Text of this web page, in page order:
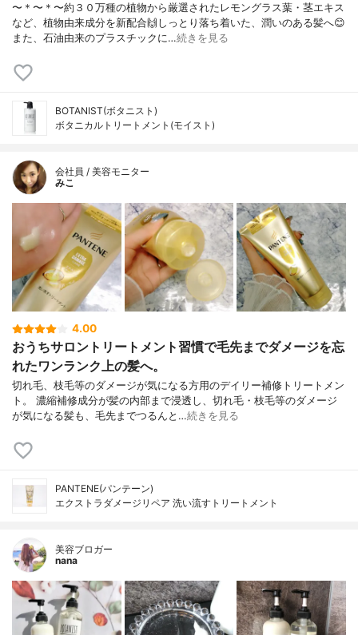
〜＊〜＊〜約３０万種の植物から厳選されたレモングラス葉・茎エキス
など、植物由来成分を新配合🙌しっとり落ち着いた、潤いのある髪へ😊
また、石油由来のプラスチックに…続きを見る
BOTANIST(ボタニスト)
ボタニカルトリートメント(モイスト)
会社員 / 美容モニター
みこ
4.00
おうちサロントリートメント習慣で毛先までダメージを忘
れたワンランク上の髪へ。
切れ毛、枝毛等のダメージが気になる方用のデイリー補修トリートメン
ト。 濃縮補修成分が髪の内部まで浸透し、切れ毛・枝毛等のダメージ
が気になる髪も、毛先までつるんと…続きを見る
PANTENE(パンテーン)
エクストラダメージリペア 洗い流すトリートメント
美容ブロガー
nana